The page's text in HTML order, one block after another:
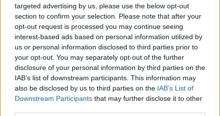
targeted advertising by us, please use the below opt-out
section to confirm your selection. Please note that after your
opt-out request is processed you may continue seeing
interest-based ads based on personal information utilized by
us or personal information disclosed to third parties prior to
your opt-out. You may separately opt-out of the further
disclosure of your personal information by third parties on the
IAB’s list of downstream participants. This information may
also be disclosed by us to third parties on the IAB’s List of
Downstream Participants that may further disclose it to other
Sutinku sutaisyklėmis
This site is protected by
reCAPTCHA and the Google